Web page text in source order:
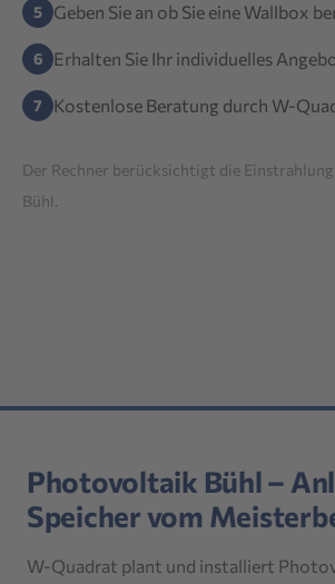
Geben Sie an ob Sie eine Wallbox
Erhalten Sie Ihr individuelles
Kostenlose Beratung durch W-
Der Rechner berücksichtigt die
Bühl.
Photovoltaik Bühl –
Speicher vom
W-Quadrat plant und installiert